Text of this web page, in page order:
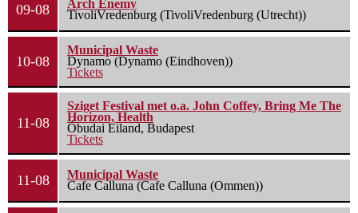
09-08
Arch Enemy
TivoliVredenburg (TivoliVredenburg (Utrecht))
10-08
Municipal Waste
Dynamo (Dynamo (Eindhoven))
Tickets
11-08
Sziget Festival met o.a. John Coffey, Bring Me The
Horizon, Health
Óbudai Eiland, Budapest
Tickets
11-08
Municipal Waste
Cafe Calluna (Cafe Calluna (Ommen))